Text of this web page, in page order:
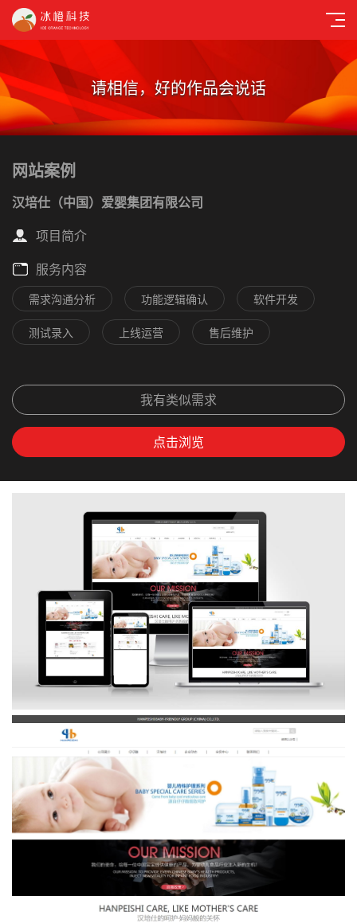
请相信，好的作品会说话
网站案例
汉培仕（中国）爱婴集团有限公司
项目简介
服务内容
需求沟通分析 功能逻辑确认 软件开发
测试录入 上线运营 售后维护
我有类似需求
点击浏览